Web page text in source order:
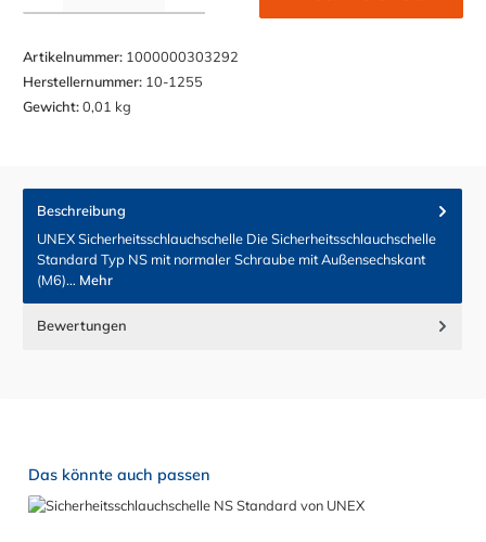
Artikelnummer: 1000000303292
Herstellernummer: 10-1255
Gewicht:0,01 kg
Beschreibung
UNEX Sicherheitsschlauchschelle Die Sicherheitsschlauchschelle
Standard Typ NS mit normaler Schraube mit Außensechskant
(M6)… Mehr
Bewertungen
Produktgalerie überspringen
Das könnte auch passen